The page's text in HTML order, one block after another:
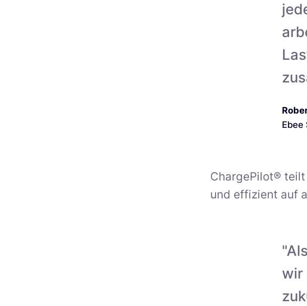
Ebee
ChargePilot®
und effizient auf
wir